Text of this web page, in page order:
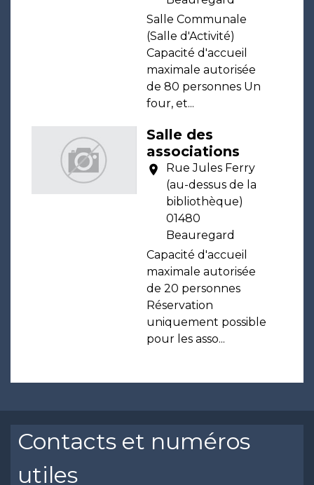
Salle Communale
(Salle d'Activité)
Capacité d'accueil
maximale autorisée
de 80 personnes Un
four, et...
Salle des
associations
location_on
Rue Jules Ferry
(au-dessus de la
bibliothèque)
01480
Beauregard
Capacité d'accueil
maximale autorisée
de 20 personnes
Réservation
uniquement possible
pour les asso...
Contacts et numéros
utiles